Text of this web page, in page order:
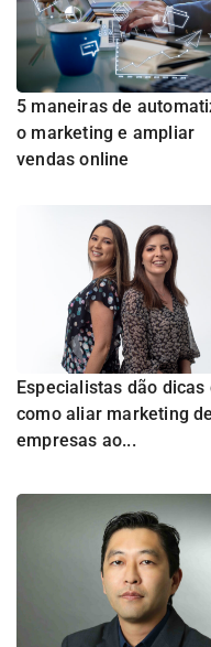
5 maneiras de
o marketing e ampliar
vendas online
Especialistas dão dicas
como aliar marketing de
empresas ao...